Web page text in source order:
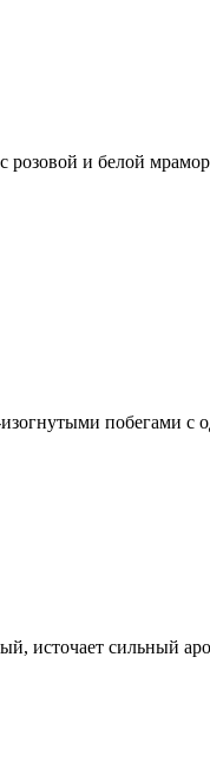
и белой
изогнутыми
источает сильный